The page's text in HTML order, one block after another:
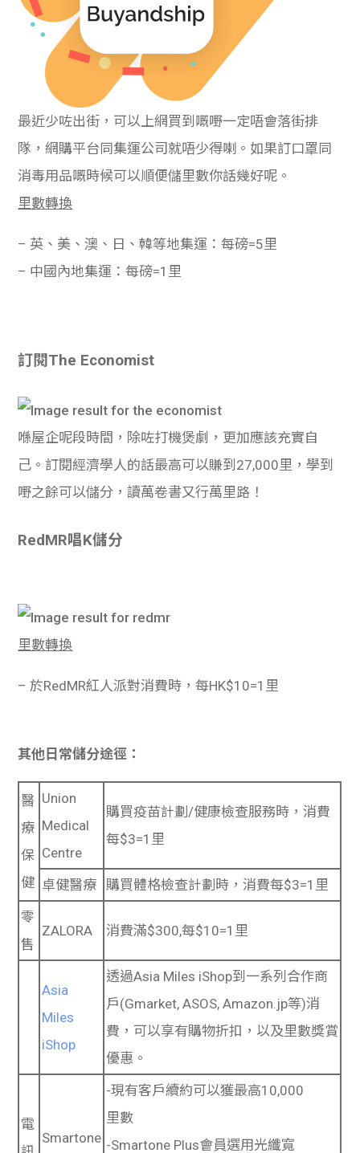
最近少咗出街，可以上網買到嘅嘢一定唔會落街排
隊，網購平台同集運公司就唔少得喇。如果訂口罩同
消毒用品嘅時候可以順便儲里數你話幾好呢。
里數轉換
– 英、美、澳、日、韓等地集運：每磅=5里
– 中國內地集運：每磅=1里
訂閱The Economist
喺屋企呢段時間，除咗打機煲劇，更加應該充實自
己。訂閱經濟學人的話最高可以賺到27,000里，學到
嘢之餘可以儲分，讀萬卷書又行萬里路！
RedMR唱K儲分
里數轉換
– 於RedMR紅人派對消費時，每HK$10=1里
其他日常儲分途徑：
醫
療
保
健
Union
Medical
Centre
購買疫苗計劃/健康檢查服務時，消費
每$3=1里
卓健醫療
購買體格檢查計劃時，消費每$3=1里
零
售
ZALORA 消費滿$300,每$10=1里
Asia
Miles
iShop
透過Asia Miles iShop到一系列合作商
戶(Gmarket, ASOS, Amazon.jp等)消
費，可以享有購物折扣，以及里數獎賞
優惠。
電
Smartone
-現有客戶續約可以獲最高10,000
里數
-Smartone Plus會員選用光纖寬